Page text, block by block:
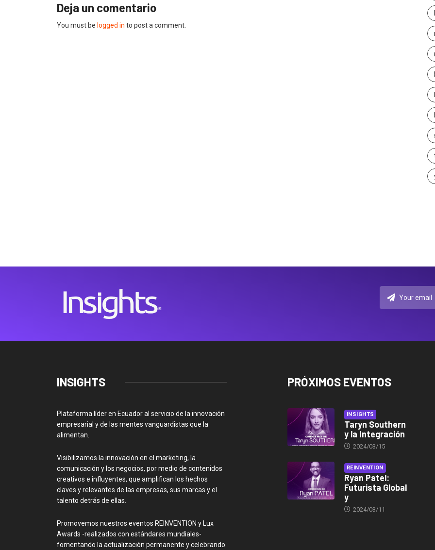
Deja un comentario
You must be logged in to post a comment.
INSIGHTS
Plataforma líder en Ecuador al servicio de la innovación
empresarial y de las mentes vanguardistas que la
alimentan.
Visibilizamos la innovación en el marketing, la
comunicación y los negocios, por medio de contenidos
creativos e influyentes, que amplifican los hechos
claves y relevantes de las empresas, sus marcas y el
talento detrás de ellas.
Promovemos nuestros eventos REINVENTION y Lux
Awards -realizados con estándares mundiales-
fomentando la actualización permanente y celebrando
PRÓXIMOS EVENTOS
INSIGHTS
Taryn Southern
y la Integración
2024/03/15
REINVENTION
Ryan Patel:
Futurista Global
y
2024/03/11